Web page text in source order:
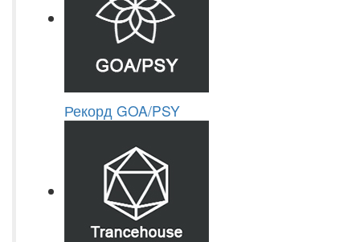
Рекорд GOA/PSY